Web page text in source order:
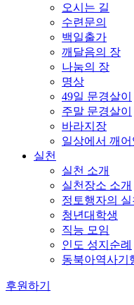
오시는 길
수련문의
백일출가
깨달음의 장
나눔의 장
명상
49일 문경살이
주말 문경살이
바라지장
일상에서 깨어
실천
실천 소개
실천장소 소개
정토행자의 실
청년대학생
직능 모임
인도 성지순례
동북아역사기
후원하기